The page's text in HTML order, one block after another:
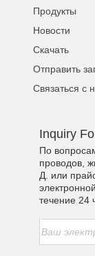
Продукты
Новости
Скачать
Отправить
Связаться с
Inquiry
По
проводов,
Д. или
течение 24